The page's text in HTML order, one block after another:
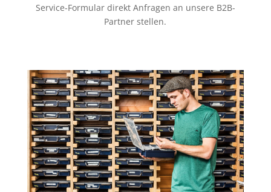
Service-Formular direkt Anfragen an unsere B2B-
Partner stellen.